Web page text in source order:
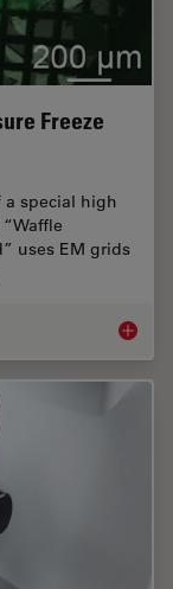
Freeze
special high
uses EM grids
The